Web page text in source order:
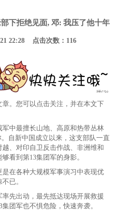
下拒绝见面, 邓: 我压了他十年
22:28 点击次数：116
。您可以点击关注，并在本文下
中最擅长山地、高原和热带丛林
自新中国成立以来，这支部队一直
、对印自卫反击作战、非洲维和
看到第13集团军的身影。
在各种大规模军事演习中表现优
已。
率先出动，最先抵达现场开展救援
团军也不惧危险，快速奔袭。